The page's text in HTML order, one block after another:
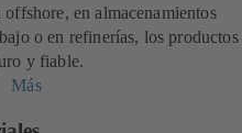
en almacenamientos
o en refinerías, los
y fiable.
Más